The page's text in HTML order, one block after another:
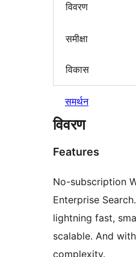
विवरण
समीक्षा
विकास
समर्थन
विवरण
Features
No-subscription
Enterprise
lightning fast,
scalable. And
complexity.